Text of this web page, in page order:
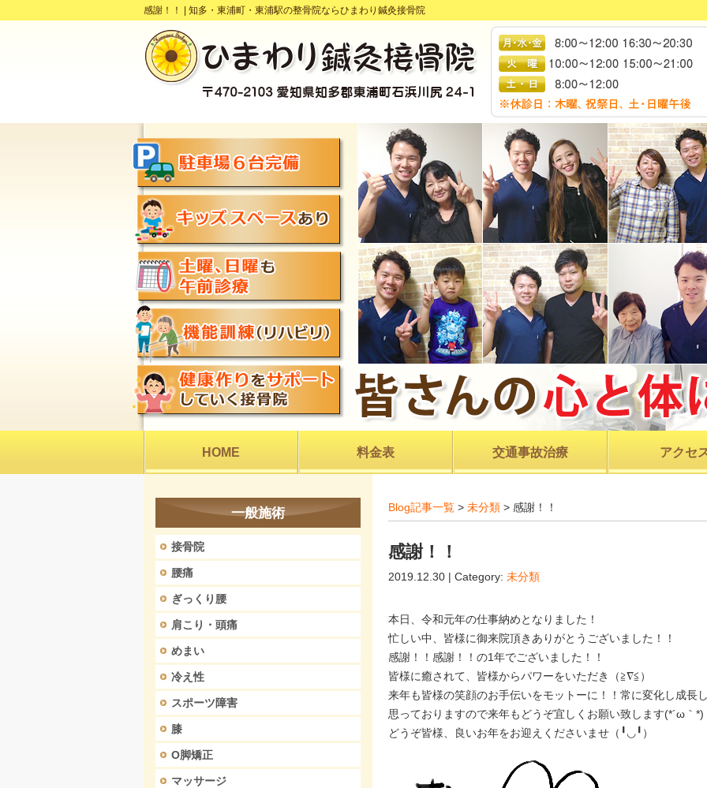
感謝！！ | 知多・東浦町・東浦駅の整骨院ならひまわり鍼灸接骨院
HOME 料金表 交通事故治療 アクセ
Blog記事一覧 > 未分類 > 感謝！！
感謝！！
2019.12.30 | Category: 未分類
本日、令和元年の仕事納めとなりました！
忙しい中、皆様に御来院頂きありがとうございました！！
感謝！！感謝！！の1年でございました！！
皆様に癒されて、皆様からパワーをいただき（≧∇≦）
来年も皆様の笑顔のお手伝いをモットーに！！常に変化し成長
思っておりますので来年もどうぞ宜しくお願い致します(*´ω｀*)
どうぞ皆様、良いお年をお迎えくださいませ（╹◡╹）
一般施術
接骨院
腰痛
ぎっくり腰
肩こり・頭痛
めまい
冷え性
スポーツ障害
膝
O脚矯正
マッサージ